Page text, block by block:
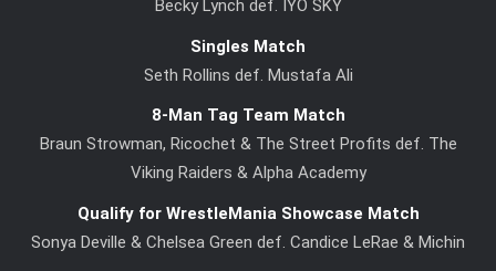
Becky Lynch def. IYO SKY
Singles Match
Seth Rollins def. Mustafa Ali
8-Man Tag Team Match
Braun Strowman, Ricochet & The Street Profits def. The
Viking Raiders & Alpha Academy
Qualify for WrestleMania Showcase Match
Sonya Deville & Chelsea Green def. Candice LeRae & Michin